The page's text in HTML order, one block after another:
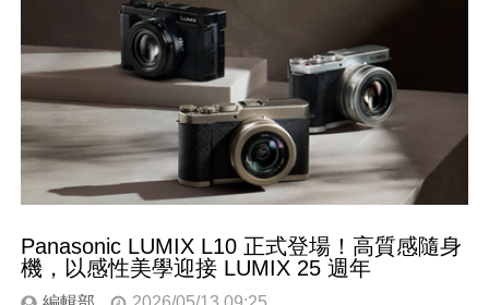
Panasonic LUMIX L10 正式登場！高質感隨身
機，以感性美學迎接 LUMIX 25 週年